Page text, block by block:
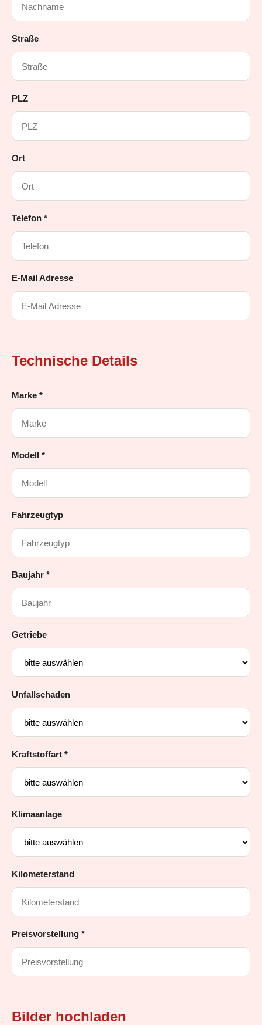
Straße
PLZ
Ort
Telefon *
E-Mail Adresse
Technische Details
Marke *
Modell *
Fahrzeugtyp
Baujahr *
Getriebe
Unfallschaden
Kraftstoffart *
Klimaanlage
Kilometerstand
Preisvorstellung *
Bilder hochladen